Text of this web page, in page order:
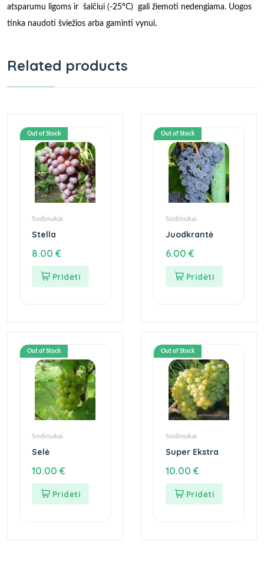
atsparumu ligoms ir šalčiui (-25ºC) gali žiemoti nedengiama. Uogos
tinka naudoti šviežios arba gaminti vynui.
Related products
Out of Stock
Sodinukai
Stella
8.00 €
Out of Stock
Sodinukai
Juodkrantė
6.00 €
Out of Stock
Sodinukai
Selė
10.00 €
Out of Stock
Sodinukai
Super Ekstra
10.00 €